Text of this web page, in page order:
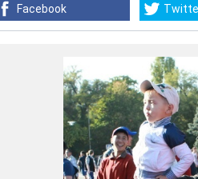
Facebook